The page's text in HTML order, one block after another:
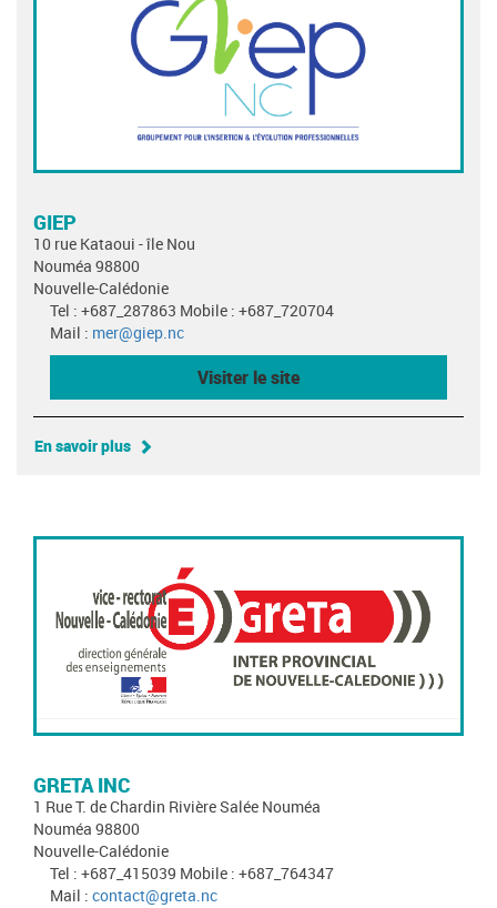
GIEP
10 rue Kataoui - île Nou
Nouméa 98800
Nouvelle-Calédonie
Tel : +687_287863 Mobile : +687_720704
Mail : mer@giep.nc
Visiter le site
En savoir plus
GRETA INC
1 Rue T. de Chardin Rivière Salée Nouméa
Nouméa 98800
Nouvelle-Calédonie
Tel : +687_415039 Mobile : +687_764347
Mail : contact@greta.nc